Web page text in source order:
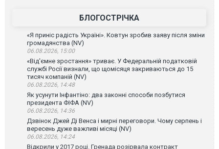
БЛОГОСТРІЧКА
«Я приніс радість Україні». Ковтун зробив заяву після зміни
громадянства (NV)
06.08.2026, 15:00
«Від'ємне зростання» триває. У Федеральній податковій
службі Росії визнали, що щомісяця закриваються до 15
тисяч компаній (NV)
06.08.2026, 14:48
Як усунути Інфантіно: два законні способи позбутися
президента ФІФА (NV)
06.08.2026, 14:36
Дзвінок Джей Ді Венса і мирні переговори. Чому серпень і
вересень дуже важливі місяці (NV)
06.08.2026, 14:24
Відкрили у 2017 році. Гренада розірвала контракт